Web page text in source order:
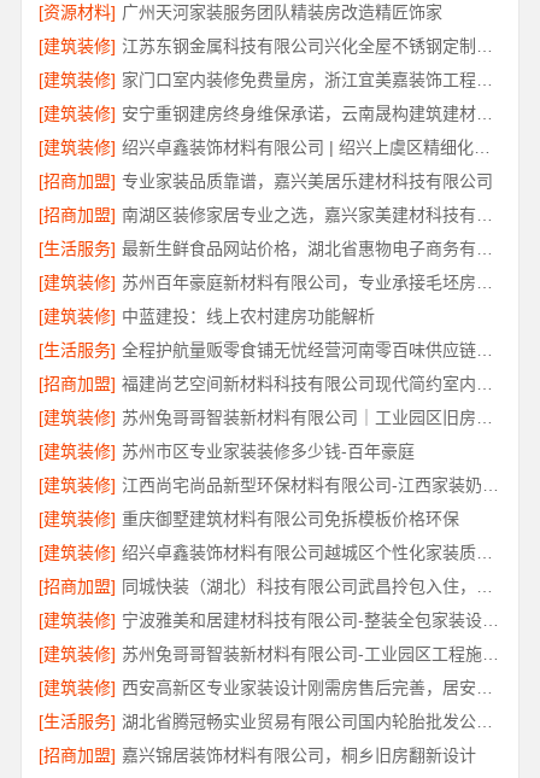
[资源材料] 广州天河家装服务团队精装房改造精匠饰家
[建筑装修]
[建筑装修]
家门口室内装修免费量房，浙江宜美嘉装饰工程有限公司上门服务
[建筑装修]
安宁重钢建房终身维保承诺，云南晟构建筑建材有限公司保障
[建筑装修]
绍兴卓鑫装饰材料有限公司 | 绍兴上虞区精细化全包质量有保障
[招商加盟] 专业家装品质靠谱，嘉兴美居乐建材科技有限公司
[招商加盟]
[生活服务]
[建筑装修]
[建筑装修] 中蓝建投：线上农村建房功能解析
[生活服务]
全程护航量贩零食铺无忧经营河南零百味供应链有限公司
[招商加盟]
[建筑装修]
[建筑装修] 苏州市区专业家装装修多少钱-百年豪庭
[建筑装修]
[建筑装修] 重庆御墅建筑材料有限公司免拆模板价格环保
[建筑装修]
绍兴卓鑫装饰材料有限公司越城区个性化家装质量有保障
[招商加盟]
[建筑装修]
宁波雅美和居建材科技有限公司-整装全包家装设计厨卫改造
[建筑装修]
苏州兔哥哥智装新材料有限公司-工业园区工程施工二手房全包服务
[建筑装修]
[生活服务]
湖北省腾冠畅实业贸易有限公司国内轮胎批发公司流程详解
[招商加盟] 嘉兴锦居装饰材料有限公司，桐乡旧房翻新设计